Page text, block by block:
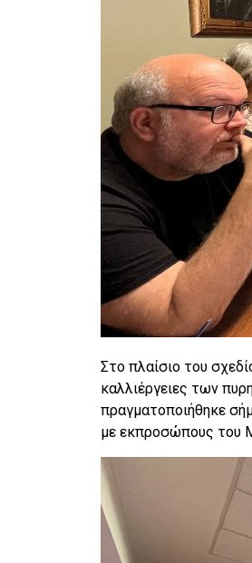
Στο πλαίσιο του
καλλιέργειες των
πραγματοποιήθηκε
με εκπροσώπους του